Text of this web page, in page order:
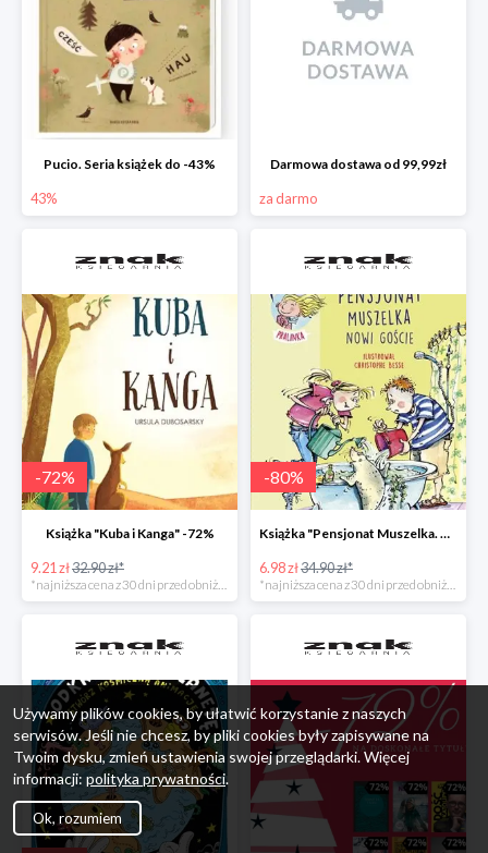
Pucio. Seria książek do -43%
43%
Darmowa dostawa od 99,99zł
za darmo
-72%
Książka "Kuba i Kanga" -72%
9.21 zł32.90 zł*
*najniższa cena z 30 dni przed obniżką
-80%
Książka "Pensjonat Muszelka. Nowi goście" taniej o 80%
6.98 zł34.90 zł*
*najniższa cena z 30 dni przed obniżką
Używamy plików cookies, by ułatwić korzystanie z naszych
serwisów. Jeśli nie chcesz, by pliki cookies były zapisywane na
Twoim dysku, zmień ustawienia swojej przeglądarki. Więcej
informacji: polityka prywatności.
Ok, rozumiem